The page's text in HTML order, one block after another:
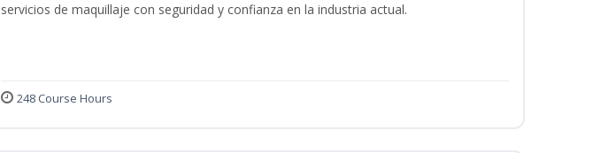
servicios de maquillaje con seguridad y confianza en la industria actual.
248 Course Hours